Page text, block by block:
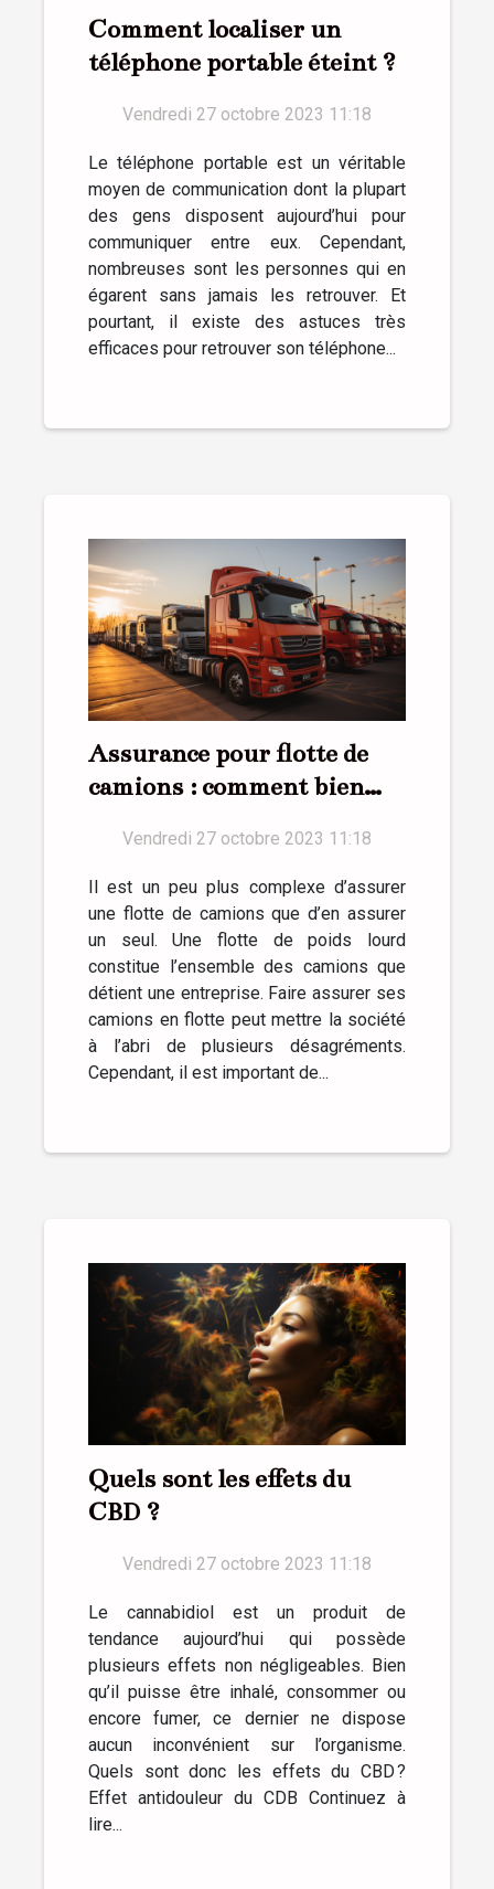
Comment localiser un
téléphone portable éteint ?
Vendredi 27 octobre 2023 11:18
Le téléphone portable est un véritable
moyen de communication dont la plupart
des gens disposent aujourd’hui pour
communiquer entre eux. Cependant,
nombreuses sont les personnes qui en
égarent sans jamais les retrouver. Et
pourtant, il existe des astuces très
efficaces pour retrouver son téléphone...
Assurance pour flotte de
camions : comment bien
Vendredi 27 octobre 2023 11:18
Il est un peu plus complexe d’assurer
une flotte de camions que d’en assurer
un seul. Une flotte de poids lourd
constitue l’ensemble des camions que
détient une entreprise. Faire assurer ses
camions en flotte peut mettre la société
à l’abri de plusieurs désagréments.
Cependant, il est important de...
Quels sont les effets du
CBD ?
Vendredi 27 octobre 2023 11:18
Le cannabidiol est un produit de
tendance aujourd’hui qui possède
plusieurs effets non négligeables. Bien
qu’il puisse être inhalé, consommer ou
encore fumer, ce dernier ne dispose
aucun inconvénient sur l’organisme.
Quels sont donc les effets du CBD ?
Effet antidouleur du CDB Continuez à
lire...